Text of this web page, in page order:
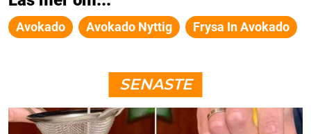
Avokado Avokado Nyttig Frysa In Avokado
SENASTE